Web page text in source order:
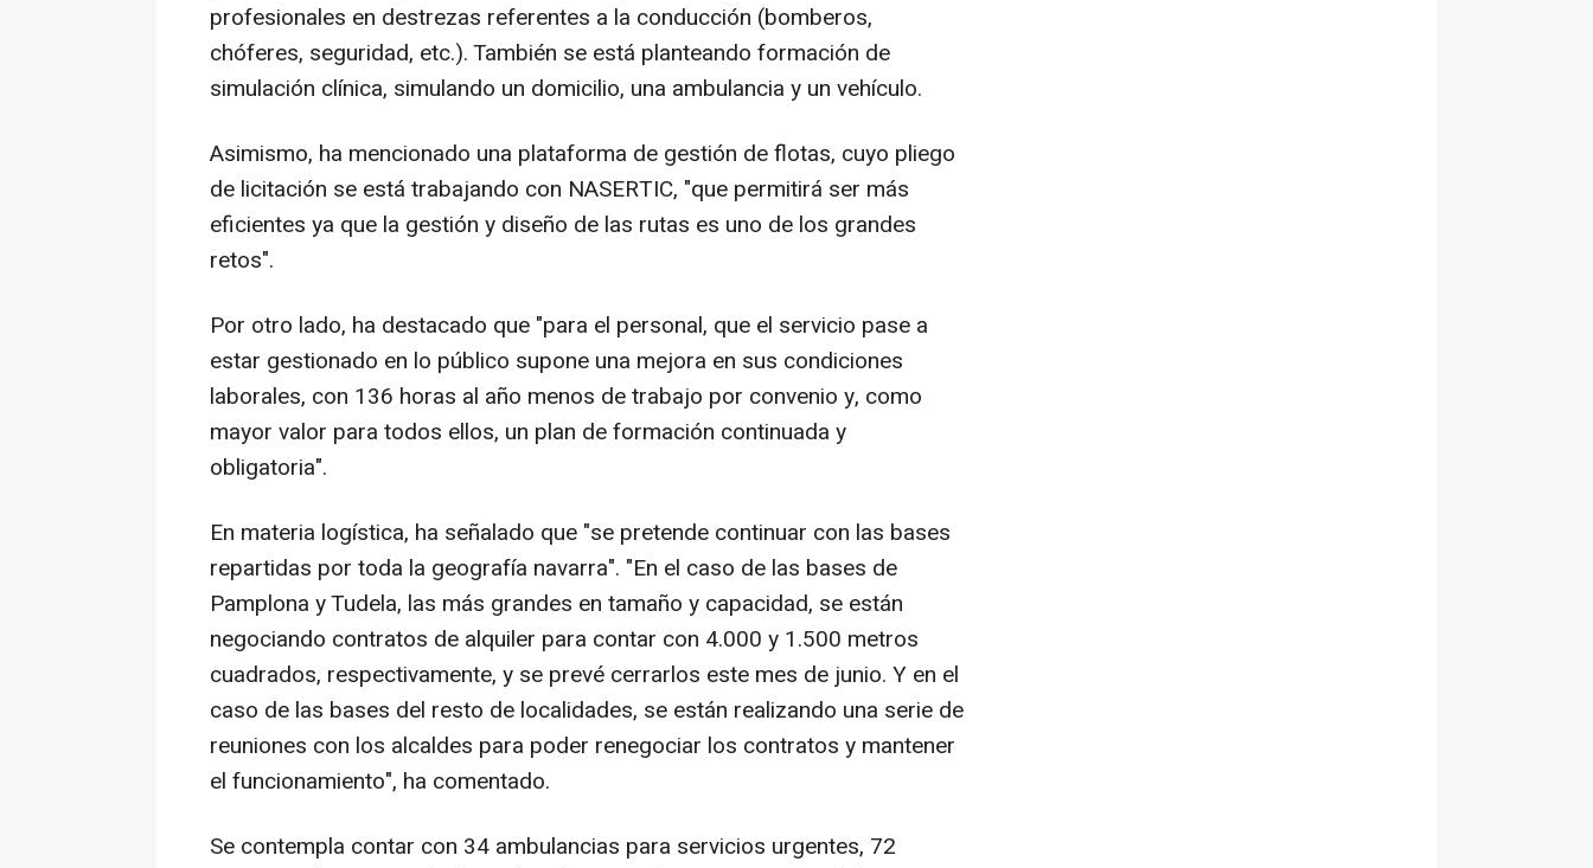
profesionales en destrezas referentes a la conducción (bomberos,
chóferes, seguridad, etc.). También se está planteando formación de
simulación clínica, simulando un domicilio, una ambulancia y un vehículo.
Asimismo, ha mencionado una plataforma de gestión de flotas, cuyo pliego
de licitación se está trabajando con NASERTIC, "que permitirá ser más
eficientes ya que la gestión y diseño de las rutas es uno de los grandes
retos".
Por otro lado, ha destacado que "para el personal, que el servicio pase a
estar gestionado en lo público supone una mejora en sus condiciones
laborales, con 136 horas al año menos de trabajo por convenio y, como
mayor valor para todos ellos, un plan de formación continuada y
obligatoria".
En materia logística, ha señalado que "se pretende continuar con las bases
repartidas por toda la geografía navarra". "En el caso de las bases de
Pamplona y Tudela, las más grandes en tamaño y capacidad, se están
negociando contratos de alquiler para contar con 4.000 y 1.500 metros
cuadrados, respectivamente, y se prevé cerrarlos este mes de junio. Y en el
caso de las bases del resto de localidades, se están realizando una serie de
reuniones con los alcaldes para poder renegociar los contratos y mantener
el funcionamiento", ha comentado.
Se contempla contar con 34 ambulancias para servicios urgentes, 72